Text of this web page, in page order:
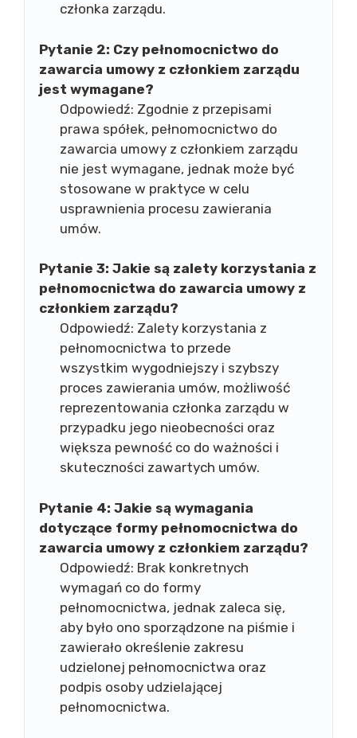
członka zarządu.
Pytanie 2: Czy pełnomocnictwo do
zawarcia umowy z członkiem zarządu
jest wymagane?
Odpowiedź: Zgodnie z przepisami
prawa spółek, pełnomocnictwo do
zawarcia umowy z członkiem zarządu
nie jest wymagane, jednak może być
stosowane w praktyce w celu
usprawnienia procesu zawierania
umów.
Pytanie 3: Jakie są zalety korzystania z
pełnomocnictwa do zawarcia umowy z
członkiem zarządu?
Odpowiedź: Zalety korzystania z
pełnomocnictwa to przede
wszystkim wygodniejszy i szybszy
proces zawierania umów, możliwość
reprezentowania członka zarządu w
przypadku jego nieobecności oraz
większa pewność co do ważności i
skuteczności zawartych umów.
Pytanie 4: Jakie są wymagania
dotyczące formy pełnomocnictwa do
zawarcia umowy z członkiem zarządu?
Odpowiedź: Brak konkretnych
wymagań co do formy
pełnomocnictwa, jednak zaleca się,
aby było ono sporządzone na piśmie i
zawierało określenie zakresu
udzielonej pełnomocnictwa oraz
podpis osoby udzielającej
pełnomocnictwa.